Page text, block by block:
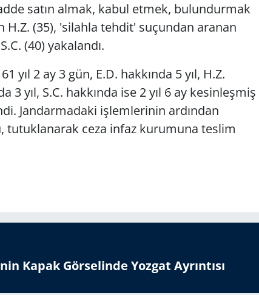
satın almak, kabul etmek, bulundurmak
(35), 'silahla tehdit' suçundan aranan
(40) yakalandı.
yıl 2 ay 3 gün, E.D. hakkında 5 yıl, H.Z.
3 yıl, S.C. hakkında ise 2 yıl 6 ay kesinleşmiş
Jandarmadaki işlemlerinin ardından
tutuklanarak ceza infaz kurumuna teslim
Kapak Görselinde Yozgat Ayrıntısı